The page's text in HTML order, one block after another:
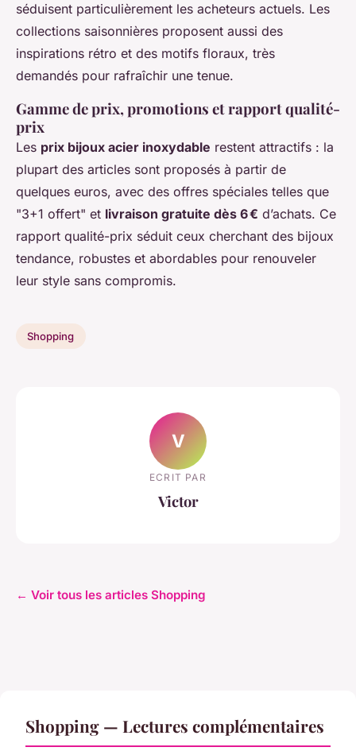
séduisent particulièrement les acheteurs actuels. Les
collections saisonnières proposent aussi des
inspirations rétro et des motifs floraux, très
demandés pour rafraîchir une tenue.
Gamme de prix, promotions et rapport qualité-
prix
Les prix bijoux acier inoxydable restent attractifs : la
plupart des articles sont proposés à partir de
quelques euros, avec des offres spéciales telles que
"3+1 offert" et livraison gratuite dès 6 € d’achats. Ce
rapport qualité-prix séduit ceux cherchant des bijoux
tendance, robustes et abordables pour renouveler
leur style sans compromis.
Shopping
V
ECRIT PAR
Victor
← Voir tous les articles Shopping
Shopping — Lectures complémentaires